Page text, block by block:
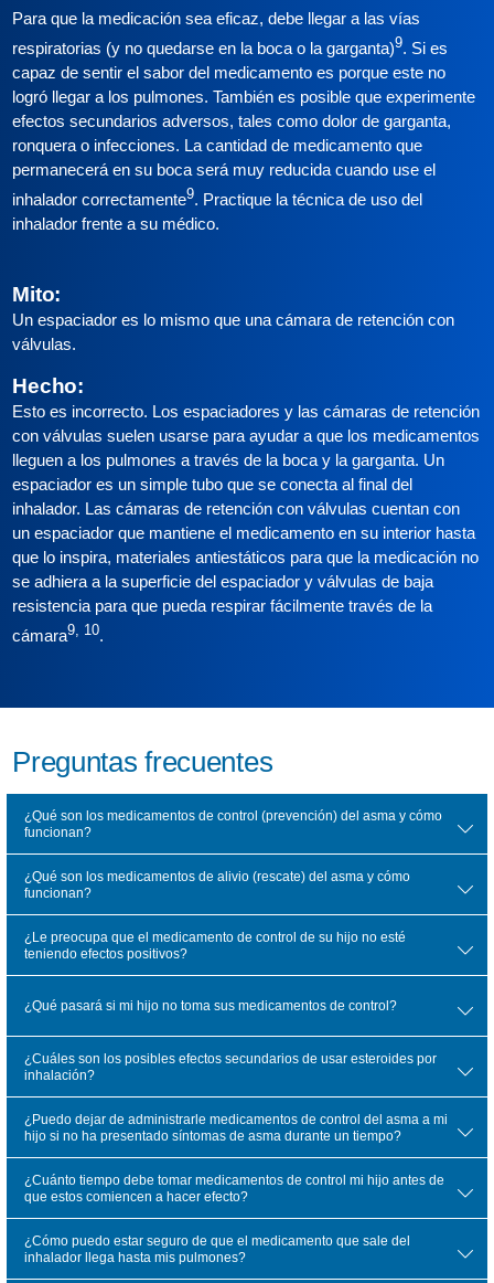
Para que la medicación sea eficaz, debe llegar a las vías
respiratorias (y no quedarse en la boca o la garganta)9. Si es
capaz de sentir el sabor del medicamento es porque este no
logró llegar a los pulmones. También es posible que experimente
efectos secundarios adversos, tales como dolor de garganta,
ronquera o infecciones. La cantidad de medicamento que
permanecerá en su boca será muy reducida cuando use el
inhalador correctamente9. Practique la técnica de uso del
inhalador frente a su médico.
Mito:
Un espaciador es lo mismo que una cámara de retención con
válvulas.
Hecho:
Esto es incorrecto. Los espaciadores y las cámaras de retención
con válvulas suelen usarse para ayudar a que los medicamentos
lleguen a los pulmones a través de la boca y la garganta. Un
espaciador es un simple tubo que se conecta al final del
inhalador. Las cámaras de retención con válvulas cuentan con
un espaciador que mantiene el medicamento en su interior hasta
que lo inspira, materiales antiestáticos para que la medicación no
se adhiera a la superficie del espaciador y válvulas de baja
resistencia para que pueda respirar fácilmente través de la
cámara9, 10.
Preguntas frecuentes
¿Qué son los medicamentos de control (prevención) del asma y cómo
funcionan?
¿Qué son los medicamentos de alivio (rescate) del asma y cómo
funcionan?
¿Le preocupa que el medicamento de control de su hijo no esté
teniendo efectos positivos?
¿Qué pasará si mi hijo no toma sus medicamentos de control?
¿Cuáles son los posibles efectos secundarios de usar esteroides por
inhalación?
¿Puedo dejar de administrarle medicamentos de control del asma a mi
hijo si no ha presentado síntomas de asma durante un tiempo?
¿Cuánto tiempo debe tomar medicamentos de control mi hijo antes de
que estos comiencen a hacer efecto?
¿Cómo puedo estar seguro de que el medicamento que sale del
inhalador llega hasta mis pulmones?